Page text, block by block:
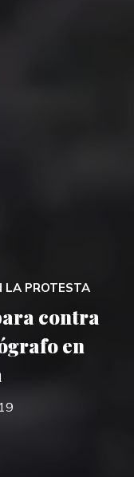
LA PROTESTA
contra
en